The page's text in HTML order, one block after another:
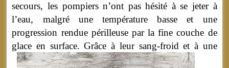
secours, les pompiers n’ont pas hésité à se jeter à
l’eau, malgré une température basse et une
progression rendue périlleuse par la fine couche de
glace en surface.Grâce à leur sang-froid et à une